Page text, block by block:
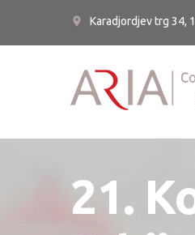
Karadjordjev trg 34,
21.